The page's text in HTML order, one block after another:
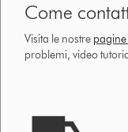
Come
Visita le nostre pagine
problemi, video